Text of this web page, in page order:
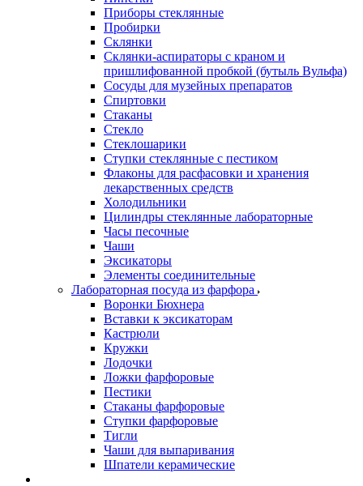
Приборы стеклянные
Пробирки
Склянки
Склянки-аспираторы с краном и
пришлифованной пробкой (бутыль Вульфа)
Сосуды для музейных препаратов
Спиртовки
Стаканы
Стекло
Стеклошарики
Ступки стеклянные с пестиком
Флаконы для расфасовки и хранения
лекарственных средств
Холодильники
Цилиндры стеклянные лабораторные
Часы песочные
Чаши
Эксикаторы
Элементы соединительные
Лабораторная посуда из фарфора
Воронки Бюхнера
Вставки к эксикаторам
Кастрюли
Кружки
Лодочки
Ложки фарфоровые
Пестики
Стаканы фарфоровые
Ступки фарфоровые
Тигли
Чаши для выпаривания
Шпатели керамические